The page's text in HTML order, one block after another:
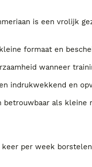
is een vrolijk
formaat en
wanneer
indrukwekkend en
als kleine
per week